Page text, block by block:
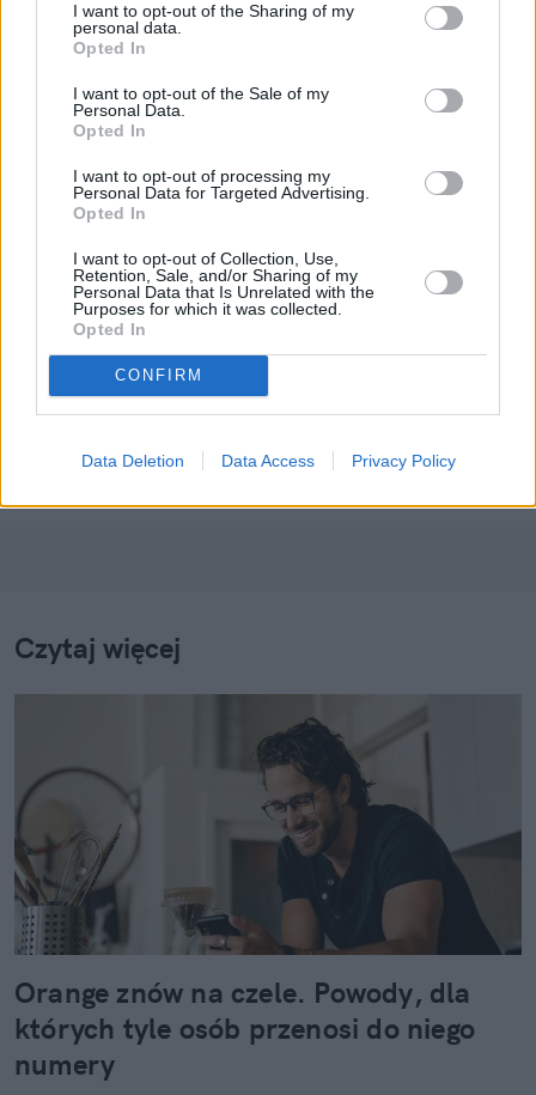
I want to opt-out of the Sharing of my
personal data.
Opted In
I want to opt-out of the Sale of my
Personal Data.
Opted In
I want to opt-out of processing my
Personal Data for Targeted Advertising.
Opted In
I want to opt-out of Collection, Use,
Retention, Sale, and/or Sharing of my
Personal Data that Is Unrelated with the
Purposes for which it was collected.
Opted In
CONFIRM
Data Deletion Data Access Privacy Policy
Więcej:
Sejm RP
Konrad Bagiński
Obserwuj
konrad.baginski@innpoland.pl
Czytaj więcej
Orange znów na czele. Powody, dla
których tyle osób przenosi do niego
numery